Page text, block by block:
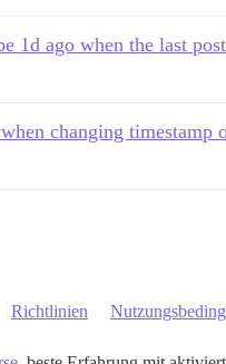
1d ago when the last
changing timestamp
Richtlinien